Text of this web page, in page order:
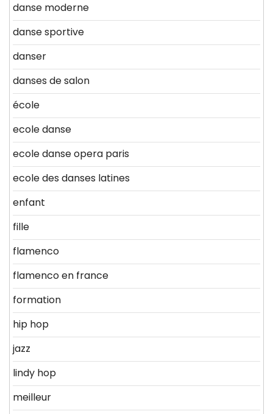
danse moderne
danse sportive
danser
danses de salon
école
ecole danse
ecole danse opera paris
ecole des danses latines
enfant
fille
flamenco
flamenco en france
formation
hip hop
jazz
lindy hop
meilleur